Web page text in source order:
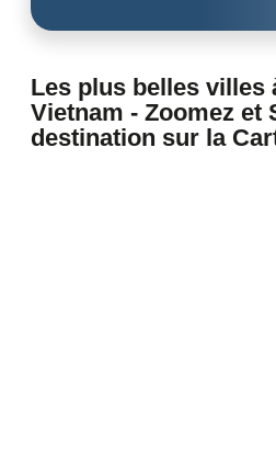
Les plus belles villes
Vietnam - Zoomez et
destination sur la